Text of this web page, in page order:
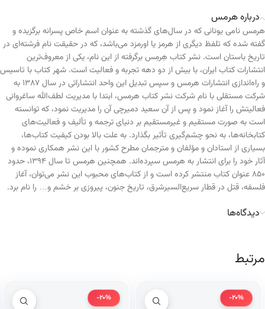
درباره هرمس
هرمس نامی یونانی که در سال‌های گذشته به عنوان اسم خاص پسرانه برگزیده و
گفته شده که تلفظ دیگری از هرمز یا اورمزد می‌باشد، که در حقیقت نام فرشته‌ای در
تاریخ باستان است. نشر کتاب هِرمِس برگرفته از این نام، یکی از معروف‌ترین
انتشارات کتاب ایران، با بیش از دو دهه تجربه و فعالیت است. شهر کتاب با تاسیس
و راه‌اندازی انتشارات هرمس و سپس تبدیل این واحد انتشاراتی در سال ۱۳۸۷ به
شرکت مستقلی با نام شرکت نشر کتاب هرمس، ابتدا با مدیریت لطف‌الله ساغروانی
فعالیتش را آغاز نمود و پس از آن سعید دمیرچی آن را مدیریت نمود، که توانسته
است به صورت مستقیم و غیرمستقیم بر دنیای ترجمه و تألیف و فعالیت‌های
کتابخانه‌ها، به نحو چشم‌گیری تأثیر بگذارد. به علت بالا بودن کیفیت کتاب‌ها،
بسیاری از استادان و مؤلفان و مترجمان مطرح کشور با این نشر همکاری نموده و
آثار خود را برای انتشار به هرمس سپرده‌اند. همچنین هرمس تا سال ۱۳۹۴، حدود
۸۵۰ عنوان کتاب منتشر کرده است و از کتاب‌های محبوب این نشر می‌توان، آغاز
فلسفه، قتل در قطار سریع‌السیرشرق، تاریخ جنون، پیروزی بر خشم و… را نام برد.
دیدگاه‌ها
مرتبط
-20%
-20%